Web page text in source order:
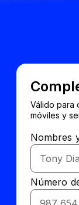
Válido para
móviles y